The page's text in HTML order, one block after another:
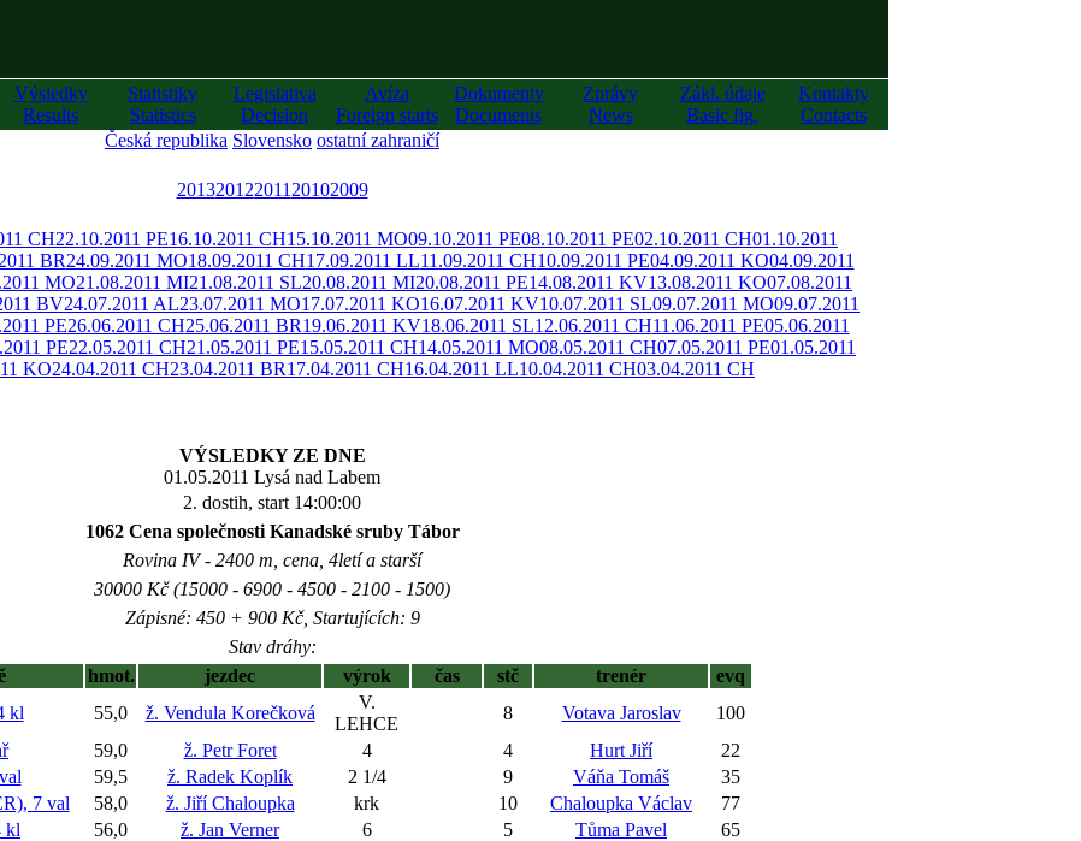
Výsledky
Results
Statistiky
Statistics
Legislativa
Decision
Avíza
Foreign starts
Dokumenty
Documents
Zprávy
News
Zákl. údaje
Basic fig.
Kontakty
Contacts
Česká republika Slovensko ostatní zahraničí
201320122011 20102009
CH22.10.2011 PE16.10.2011 CH15.10.2011 MO09.10.2011 PE08.10.2011 PE02.10.2011 CH01.10.2011
BR24.09.2011 MO18.09.2011 CH17.09.2011 LL11.09.2011 CH10.09.2011 PE04.09.2011 KO04.09.2011
MO21.08.2011 MI21.08.2011 SL20.08.2011 MI20.08.2011 PE14.08.2011 KV13.08.2011 KO07.08.2011
BV24.07.2011 AL23.07.2011 MO17.07.2011 KO16.07.2011 KV10.07.2011 SL09.07.2011 MO09.07.2011
PE26.06.2011 CH25.06.2011 BR19.06.2011 KV18.06.2011 SL12.06.2011 CH11.06.2011 PE05.06.2011
PE22.05.2011 CH21.05.2011 PE15.05.2011 CH14.05.2011 MO08.05.2011 CH07.05.2011 PE01.05.2011
KO24.04.2011 CH23.04.2011 BR17.04.2011 CH16.04.2011 LL10.04.2011 CH03.04.2011 CH
VÝSLEDKY ZE DNE
01.05.2011 Lysá nad Labem
2. dostih, start 14:00:00
1062 Cena společnosti Kanadské sruby Tábor
Rovina IV - 2400 m, cena, 4letí a starší
30000 Kč (15000 - 6900 - 4500 - 2100 - 1500)
Zápisné: 450 + 900 Kč, Startujících: 9
Stav dráhy:
hmot. jezdec výrok čas stč trenér
evq
kl 55,0 ž. Vendula Korečková
V.
LEHCE
8 Votava Jaroslav
100
59,0 ž. Petr Foret 4 4 Hurt Jiří
22
59,5 ž. Radek Koplík 2 1/4 9 Váňa Tomáš
35
7 val 58,0 ž. Jiří Chaloupka krk 10 Chaloupka Václav
77
kl 56,0 ž. Jan Verner 6 5 Tůma Pavel
65